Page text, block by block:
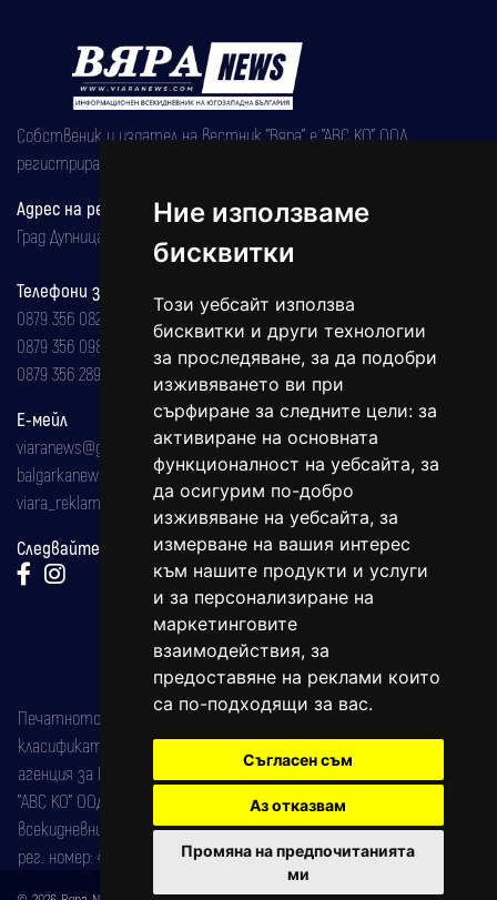
Ние използваме
бисквитки
Този уебсайт използва
бисквитки и други технологии
за проследяване, за да подобри
изживяването ви при
сърфиране за следните цели: за
активиране на основната
функционалност на уебсайта, за
да осигурим по-добро
изживяване на уебсайта, за
измерване на вашия интерес
към нашите продукти и услуги
и за персонализиране на
маркетинговите
взаимодействия, за
предоставяне на реклами които
са по-подходящи за вас.
Съгласен съм
Аз отказвам
Промяна на предпочитанията
ми
Собственик и издател на вестник "Вяра" е "АВС КО" ООД,
регистрирана на 08.05.2002 година.
Адрес на редакцията
Град Дупница, ул.''Христо Ботев" 43
Телефони за реклама и абонаменти
0879 356 082
0879 356 098
0879 356 289
Е-мейл
viaranews@gmail.com
balgarkanews@gmail.com
viara_reklama@mail.bg
Следвайте ни:
Печатното издание на вестника е регистрирано в националния
класификатор на печатните издания (Българска национална
агенция за ISSN) под номер: ISSN 1312-4722.
"АВС КО" ООД е притежател на марката: Вяра информационен
всекидневник на югозападна България, със свидетелство за марка
рег. номер: 47857/11.05.2004 година.